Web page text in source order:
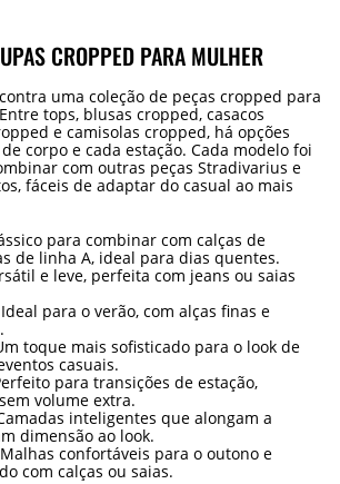
CROPPED PARA MULHER
uma coleção de peças cropped para
tops, blusas cropped, casacos
e camisolas cropped, há opções
corpo e cada estação. Cada modelo foi
com outras peças Stradivarius e
fáceis de adaptar do casual ao mais
para combinar com calças de
de linha A, ideal para dias quentes.
e leve, perfeita com jeans ou saias
Ideal para o verão, com alças finas e
toque mais sofisticado para o look de
casuais.
para transições de estação,
volume extra.
inteligentes que alongam a
dimensão ao look.
Malhas confortáveis para o outono e
com calças ou saias.